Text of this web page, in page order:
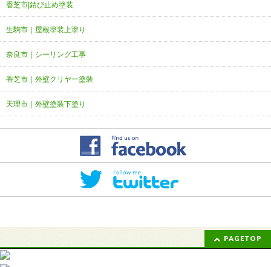
香芝市|錆び止め塗装
生駒市｜屋根塗装上塗り
奈良市｜シーリング工事
香芝市｜外壁クリヤー塗装
天理市｜外壁塗装下塗り
PAGETOP